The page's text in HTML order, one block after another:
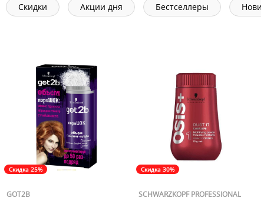
Скидки Акции дня Бестселлеры
Скидка 25%
GOT2B
Скидка 30%
SCHWARZKOPF PROFESSIONAL